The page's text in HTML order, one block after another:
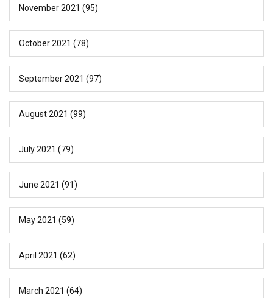
November 2021 (95)
October 2021 (78)
September 2021 (97)
August 2021 (99)
July 2021 (79)
June 2021 (91)
May 2021 (59)
April 2021 (62)
March 2021 (64)